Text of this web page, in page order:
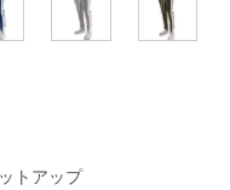
トアップ